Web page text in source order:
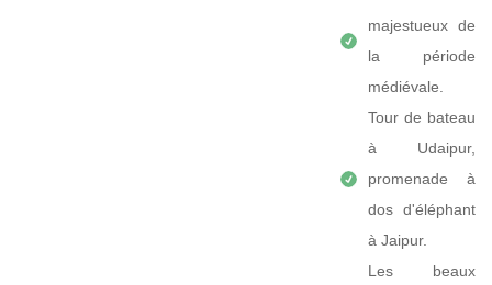
majestueux de
la période
médiévale.
Tour de bateau
à Udaipur,
promenade à
dos d'éléphant
à Jaipur.
Les beaux